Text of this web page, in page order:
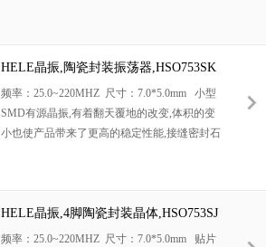
HELE晶振,陶瓷封装振荡器,HSO753SK
晶振
频率：25.0~220MHZ 尺寸：7.0*5.0mm 小型
SMD有源晶振,有着翻天覆地的改变,体积的变
小也使产品带来了更高的稳定性能,接缝密封石
HELE晶振,4脚陶瓷封装晶体,HSO753SJ
晶振
频率：25.0~220MHZ 尺寸：7.0*5.0mm 贴片